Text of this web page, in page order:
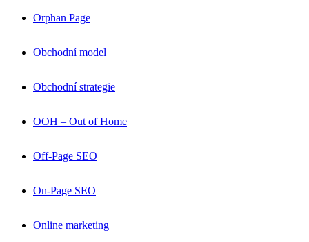
Orphan Page
Obchodní model
Obchodní strategie
OOH – Out of Home
Off-Page SEO
On-Page SEO
Online marketing